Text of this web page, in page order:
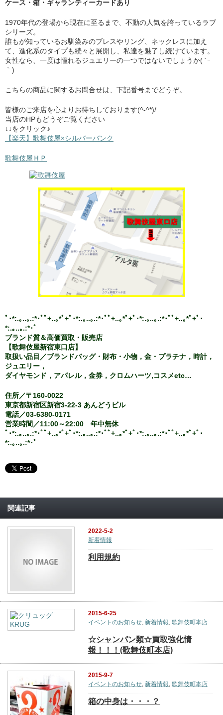
ケース・箱・ギャランティーカードあり
1970年代の登場から現在に至るまで、不動の人気を誇っているラブ
シリーズ。
誰もが知っているお馴染みのブレスやリング、ネックレスに加え
て、進化系のタイプも続々と展開し、私達を魅了し続けています。
女性なら、一度は憧れるジュエリーの一つではないでしょうか( ´ｰ
｀)
こちらの商品に関するお問合せは、下記番号までどうぞ。
皆様のご来店を心よりお待ちしております(^-^*)/
当店のHPもどうぞご覧ください
↓↓をクリック♪
【楽天】歌舞伎屋×シルバーバンク
歌舞伎屋ＨＰ
ﾟ･*:.｡..｡.:*･ﾟﾟ+..｡*ﾟ+ﾟ･*:.｡..｡.:*･ﾟﾟ+..｡*ﾟ+ﾟ･*:.｡..｡.:*･ﾟﾟ+..｡*ﾟ+ﾟ･
*:.｡..｡.:*･ﾟ
ブランド質＆高価買取・販売店
【歌舞伎屋新宿東口店】
取扱い品目／ブランドバッグ・財布・小物，金・プラチナ，時計，
ジュエリー，
ダイヤモンド，アパレル，金券，クロムハーツ,コスメetc…
住所／〒160-0022
東京都新宿区新宿3-22-3 あんどうビル
電話／03-6380-0171
営業時間／11:00～22:00 年中無休
ﾟ･*:.｡..｡.:*･ﾟﾟ+..｡*ﾟ+ﾟ･*:.｡..｡.:*･ﾟﾟ+..｡*ﾟ+ﾟ･*:.｡..｡.:*･ﾟﾟ+..｡*ﾟ+ﾟ･
*:.｡..｡.:*･ﾟ
関連記事
2022-5-2
新着情報
利用規約
2015-6-25
イベントのお知らせ, 新着情報,歌舞伎町本店
☆シャンパン類☆買取強化情
報！！！(歌舞伎町本店)
2015-9-7
イベントのお知らせ, 新着情報,歌舞伎町本店
箱の中身は・・・？